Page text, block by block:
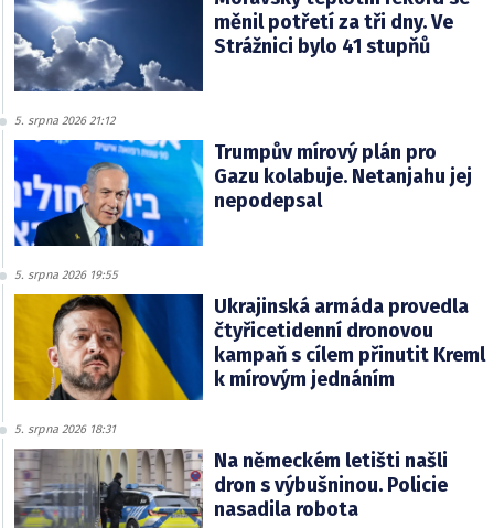
měnil potřetí za tři dny. Ve
Strážnici bylo 41 stupňů
5. srpna 2026 21:12
Trumpův mírový plán pro
Gazu kolabuje. Netanjahu jej
nepodepsal
5. srpna 2026 19:55
Ukrajinská armáda provedla
čtyřicetidenní dronovou
kampaň s cílem přinutit Kreml
k mírovým jednáním
5. srpna 2026 18:31
Na německém letišti našli
dron s výbušninou. Policie
nasadila robota